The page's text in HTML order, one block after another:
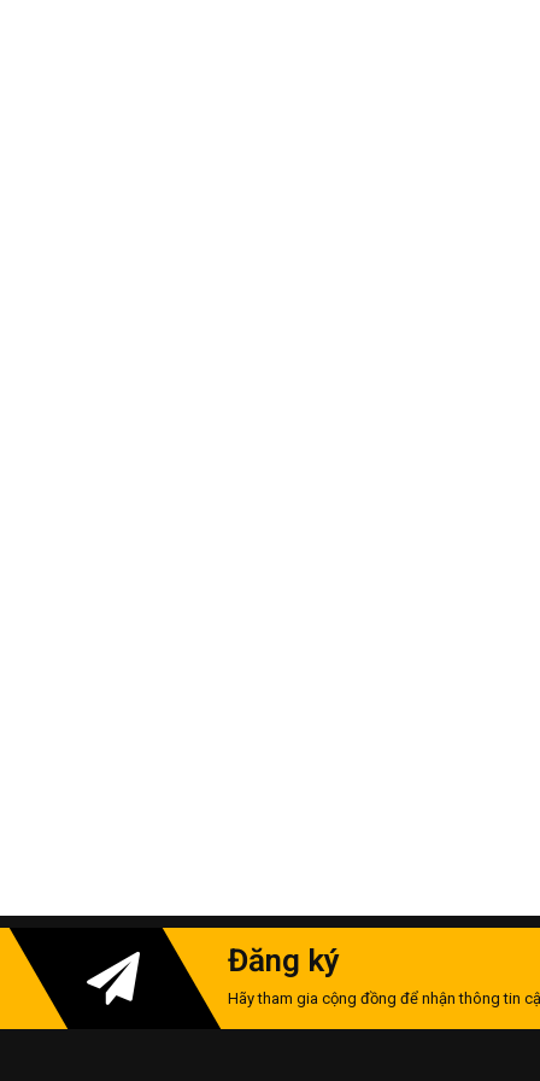
Đăng ký
Hãy tham gia cộng đồng để nhận thông tin